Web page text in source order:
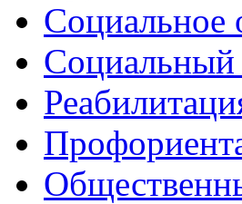
Социальное
Социальный